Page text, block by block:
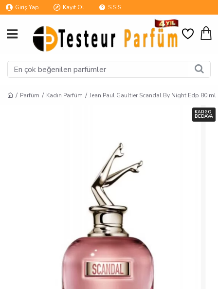
Giriş Yap Kayıt Ol S.S.S.
Parfüm Kadın Parfüm Jean Paul Gaultier Scandal By Night Edp 80 ml
KARGO
BEDAVA